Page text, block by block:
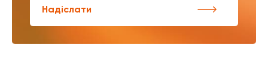
Надіслати